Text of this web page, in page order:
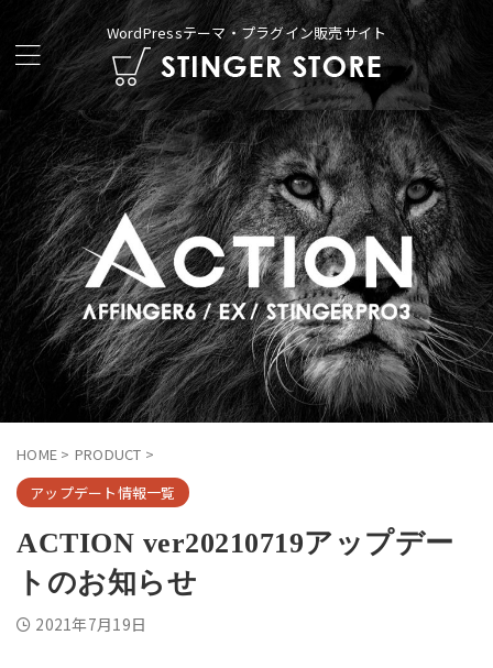
WordPressテーマ・プラグイン販売サイト
HOME > PRODUCT >
アップデート情報一覧
ACTION ver20210719アップデー
トのお知らせ
2021年7月19日